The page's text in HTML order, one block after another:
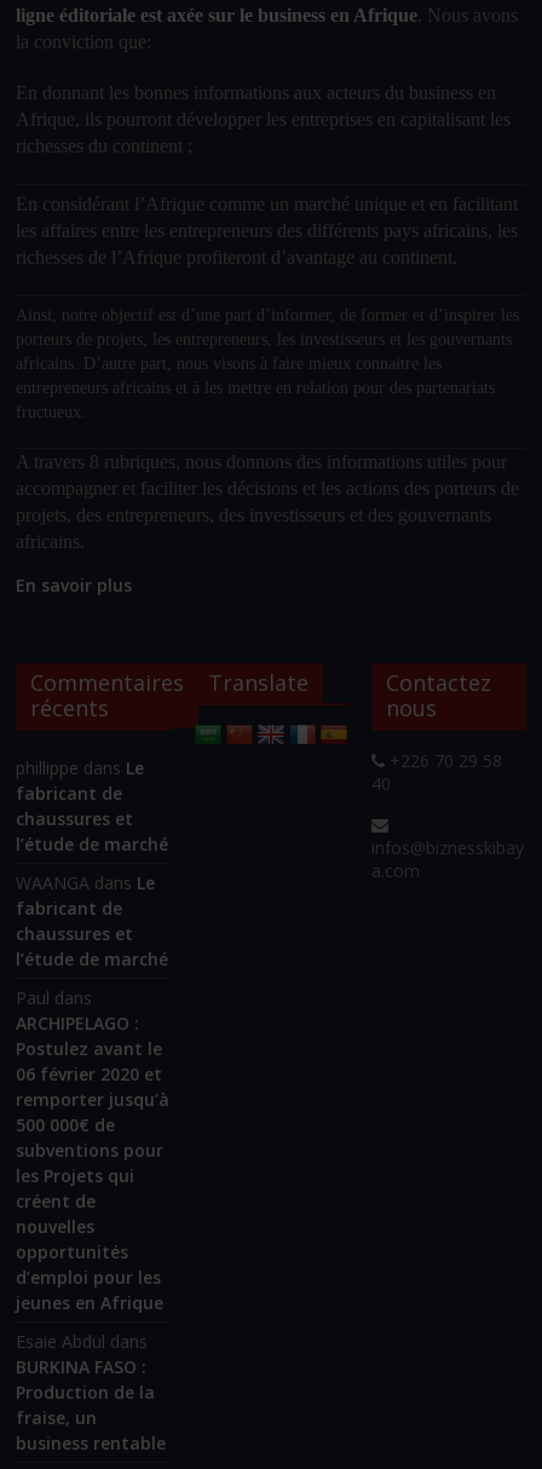
ligne éditoriale est axée sur le business en Afrique. Nous avons
la conviction que:
En donnant les bonnes informations aux acteurs du business en
Afrique, ils pourront développer les entreprises en capitalisant les
richesses du continent ;
En considérant l’Afrique comme un marché unique et en facilitant
les affaires entre les entrepreneurs des différents pays africains, les
richesses de l’Afrique profiteront d’avantage au continent.
Ainsi, notre objectif est d’une part d’informer, de former et d’inspirer les
porteurs de projets, les entrepreneurs, les investisseurs et les gouvernants
africains. D’autre part, nous visons à faire mieux connaitre les
entrepreneurs africains et à les mettre en relation pour des partenariats
fructueux.
A travers 8 rubriques, nous donnons des informations utiles pour
accompagner et faciliter les décisions et les actions des porteurs de
projets, des entrepreneurs, des investisseurs et des gouvernants
africains.
En savoir plus
Commentaires
récents
phillippe dans Le
fabricant de
chaussures et
l’étude de marché
WAANGA dans Le
fabricant de
chaussures et
l’étude de marché
Paul dans
ARCHIPELAGO :
Postulez avant le
06 février 2020 et
remporter jusqu’à
500 000€ de
subventions pour
les Projets qui
créent de
nouvelles
opportunités
d’emploi pour les
jeunes en Afrique
Esaie Abdul dans
BURKINA FASO :
Production de la
fraise, un
business rentable
Translate
Contactez
nous
+226 70 29 58
40
infos@biznesskibay
a.com